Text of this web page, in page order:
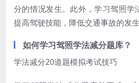
分的情况发生。此外，学习驾照学
提高驾驶技能，降低交通事故的发生
如何学习驾照学法减分题库？
学法减分20道题模拟考试技巧